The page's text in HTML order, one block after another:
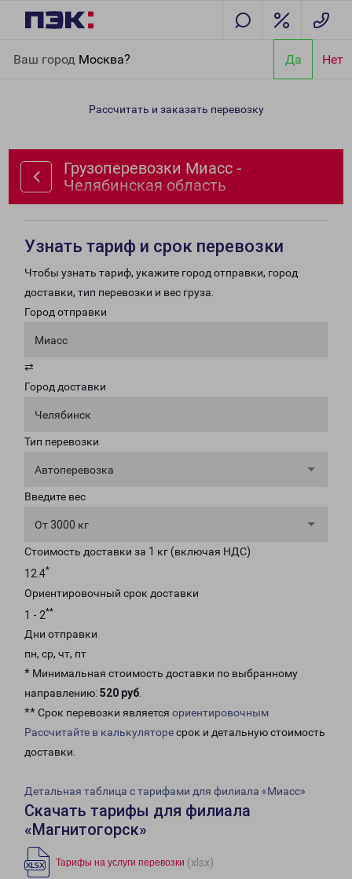
Ваш город Москва? Да Нет
область
Рассчитать и заказать перевозку
Грузоперевозки Миасс -
Челябинская область
Узнать тариф и срок перевозки
Чтобы узнать тариф, укажите город отправки, город
доставки, тип перевозки и вес груза.
Город отправки
Миасс
⇄
Город доставки
Челябинск
Тип перевозки
Автоперевозка
Введите вес
От 3000 кг
Стоимость доставки за 1 кг (включая НДС)
12.4*
Ориентировочный срок доставки
1 - 2**
Дни отправки
пн, ср, чт, пт
* Минимальная стоимость доставки по выбранному
направлению: 520 руб.
** Срок перевозки является ориентировочным
Рассчитайте в калькуляторесрок и детальную стоимость
доставки.
Детальная таблица с тарифами для филиала «Миасс»
Скачать тарифы для филиала
«Магнитогорск»
Тарифы на услуги перевозки (xlsx)